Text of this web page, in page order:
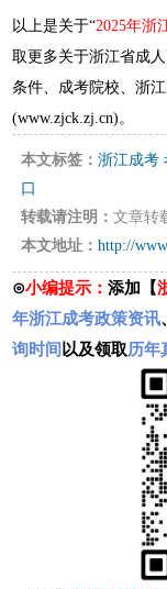
以上是关于“2025年浙
取更多关于浙江省成
条件、成考院校、浙
(www.zjck.zj.cn)。
本文标签： 浙江成考
口
转载请注明： 文章转
本文地址： http://
⊙小编提示： 添加【
年浙江成考政策资讯、
询时间 以及领取历年